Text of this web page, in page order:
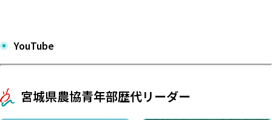
YouTube
宮城県農協青年部歴代リーダー